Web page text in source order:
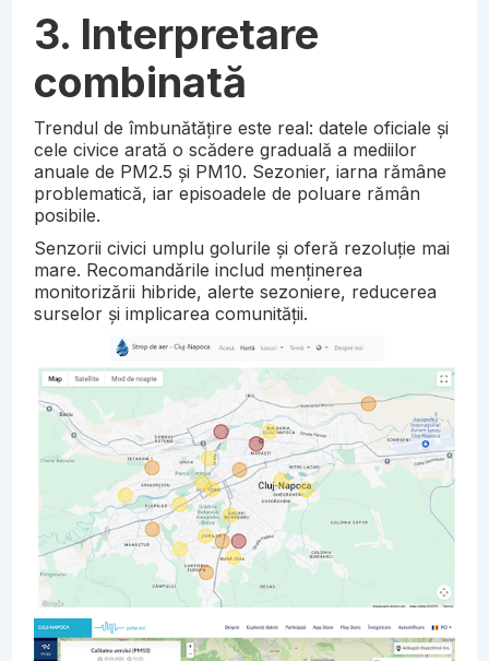
3. Interpretare
combinată
Trendul de îmbunătățire este real: datele oficiale și
cele civice arată o scădere graduală a mediilor
anuale de PM2.5 și PM10. Sezonier, iarna rămâne
problematică, iar episoadele de poluare rămân
posibile.
Senzorii civici umplu golurile și oferă rezoluție mai
mare. Recomandările includ menținerea
monitorizării hibride, alerte sezoniere, reducerea
surselor și implicarea comunității.